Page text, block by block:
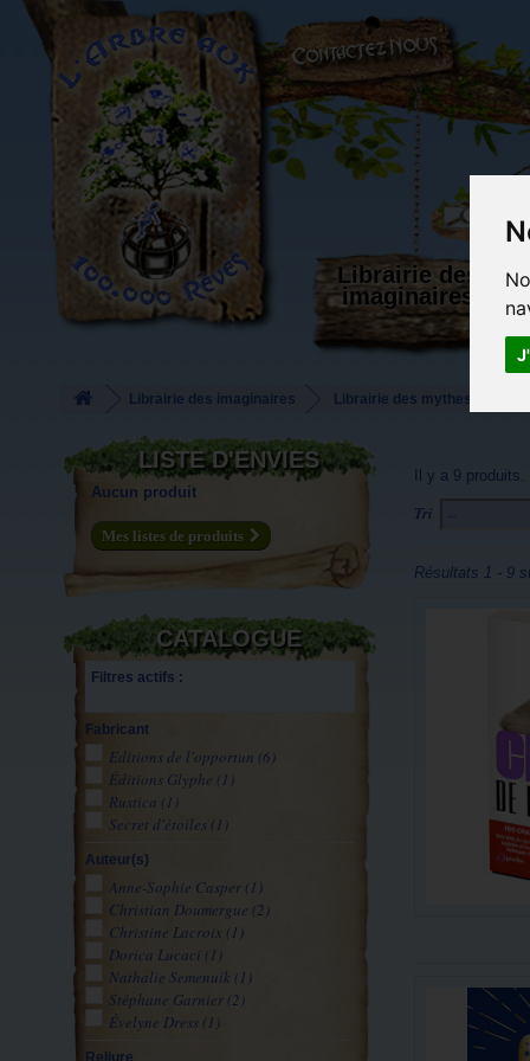
L'Arbre aux 100.000 Rêves
Librairie des
imaginaires
Librairie des imaginaires Librairie des mythes et
Il y a 9 produits.
Tri --
Résultats 1 - 9
LISTE D'ENVIES
Aucun produit
Mes listes de produits
CATALOGUE
Filtres actifs :
Fabricant
Editions de l'opportun (6)
Éditions Glyphe (1)
Rustica (1)
Secret d'étoiles (1)
Auteur(s)
Anne-Sophie Casper (1)
Christian Doumergue (2)
Christine Lacroix (1)
Dorica Lucaci (1)
Nathalie Semenuik (1)
Stéphane Garnier (2)
Évelyne Dress (1)
Reliure